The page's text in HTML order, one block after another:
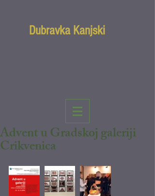
Dubravka Kanjski
Advent u Gradskoj galeriji
Crikvenica